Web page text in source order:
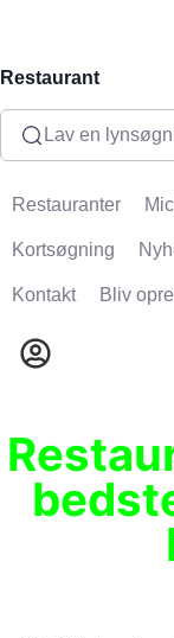
Restaurant
Lav en
Restauranter
Kortsøgning
Kontakt Bliv